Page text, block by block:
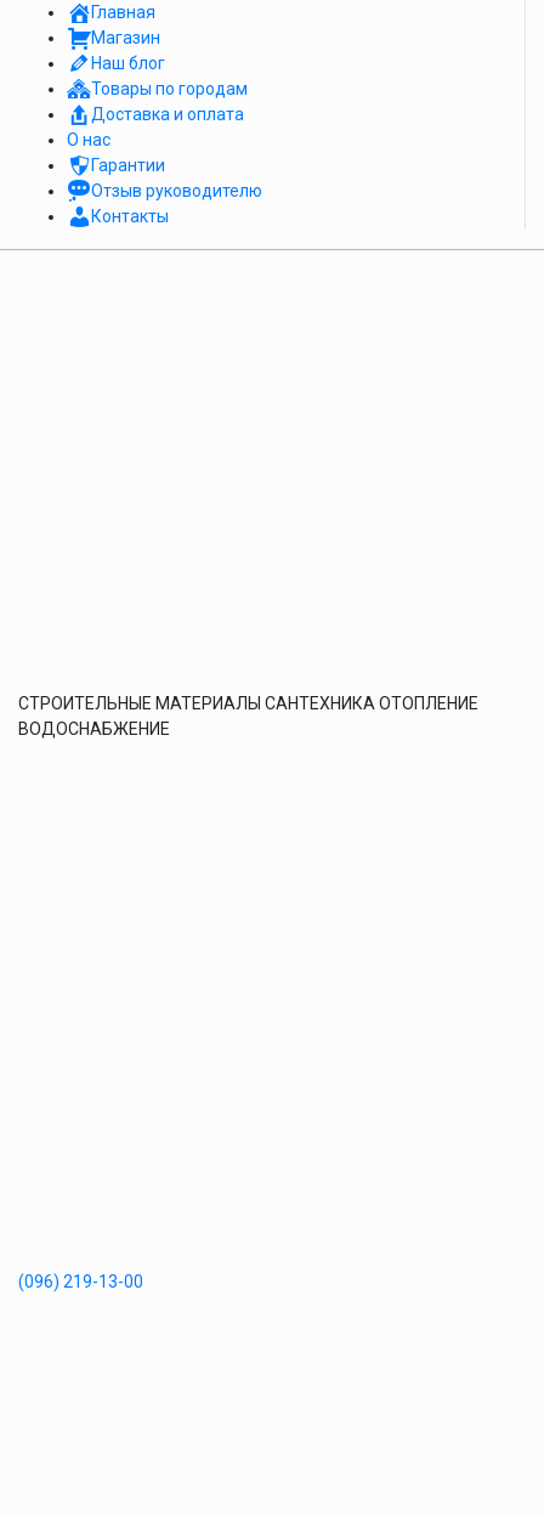
Главная
Магазин
Наш блог
Товары по городам
Доставка и оплата
О нас
Гарантии
Отзыв руководителю
Контакты
СТРОИТЕЛЬНЫЕ МАТЕРИАЛЫ САНТЕХНИКА ОТОПЛЕНИЕ
ВОДОСНАБЖЕНИЕ
(096) 219-13-00